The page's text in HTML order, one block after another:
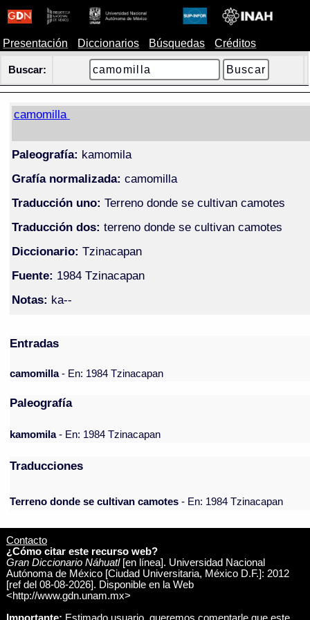
Presentación Diccionarios Búsquedas Créditos
Buscar:
camomilla
Paleografía: kamomila
Grafía normalizada: camomilla
Traducción uno: Terreno donde se cultivan camotes
Traducción dos: terreno donde se cultivan camotes
Diccionario: Tzinacapan
Fuente: 1984 Tzinacapan
Notas: ka--
Entradas
camomilla- En: 1984 Tzinacapan
Paleografía
kamomila- En: 1984 Tzinacapan
Traducciones
Terreno donde se cultivan camotes - En: 1984 Tzinacapan
Contacto
¿Cómo citar este recurso web?
Gran Diccionario Náhuatl[en línea]. Universidad Nacional
Autónoma de México [Ciudad Universitaria, México D.F.]: 2012
[ref del 08-08-2026]. Disponible en la Web
<http://www.gdn.unam.mx>
Importante: Estimado usuario, queremos comentarle que este